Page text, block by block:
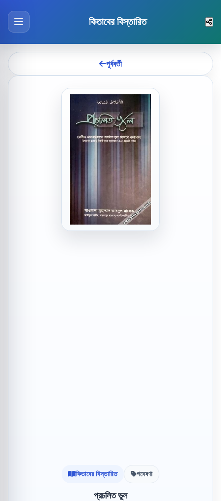
কিতাবের বিস্তারিত
পূর্ববর্তী
কিতাবের বিস্তারিত গবেষণা
প্রচলিত ভুল